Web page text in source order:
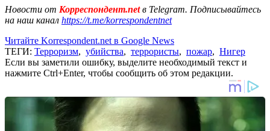
Новости от Корреспондент.netв Telegram. Подписывайтесь
на наш канал https://t.me/korrespondentnet
Читайте Korrespondent.net в Google News
ТЕГИ: Терроризм, убийства, террористы, пожар, Нигер
Если вы заметили ошибку, выделите необходимый текст и
нажмите Ctrl+Enter, чтобы сообщить об этом редакции.